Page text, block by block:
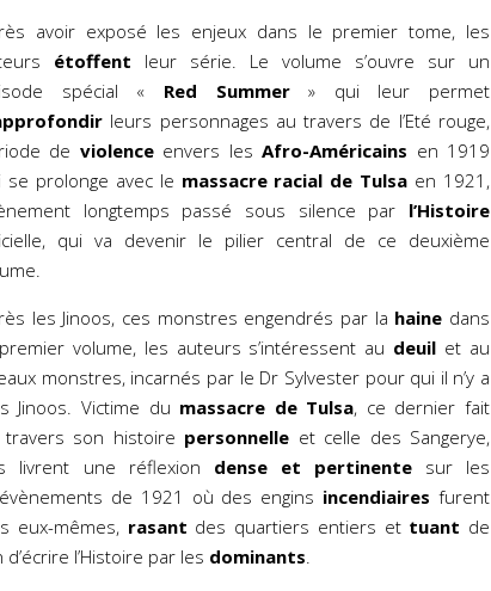
avoir exposé les enjeux dans le premier tome, les
étoffent leur série. Le volume s’ouvre sur un
spécial « Red Summer» qui leur permet
leurs personnages au travers de l’Eté rouge,
de violenceenvers lesAfro-Américains en 1919
se prolonge avec le massacre racial de Tulsa en 1921,
longtemps passé sous silence par l’Histoire
qui va devenir le pilier central de ce deuxième
les Jinoos, ces monstres engendrés par la haine dans
volume, les auteurs s’intéressent au deuil et au
monstres, incarnés par le Dr Sylvester pour qui il n’y a
Jinoos. Victime du massacre de Tulsa, ce dernier fait
son histoire personnelle et celle des Sangerye,
livrent une réflexion dense et pertinentesur les
de 1921 où des engins incendiaires furent
eux-mêmes, rasant des quartiers entiers et tuant de
l’Histoire par les dominants.